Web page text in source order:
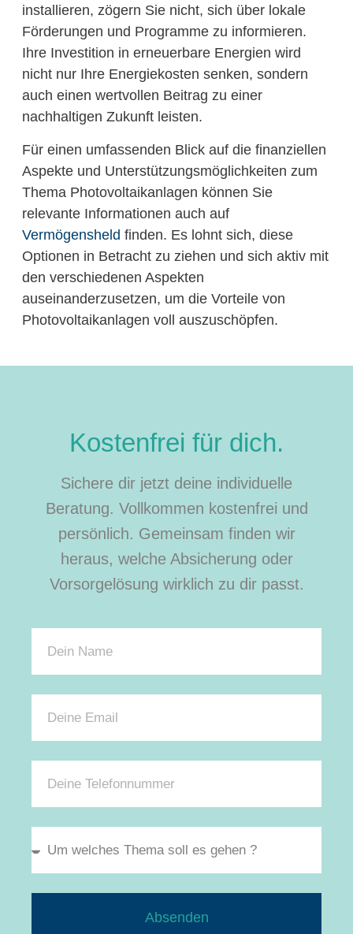
installieren, zögern Sie nicht, sich über lokale
Förderungen und Programme zu informieren.
Ihre Investition in erneuerbare Energien wird
nicht nur Ihre Energiekosten senken, sondern
auch einen wertvollen Beitrag zu einer
nachhaltigen Zukunft leisten.
Für einen umfassenden Blick auf die finanziellen
Aspekte und Unterstützungsmöglichkeiten zum
Thema Photovoltaikanlagen können Sie
relevante Informationen auch auf
Vermögensheld finden. Es lohnt sich, diese
Optionen in Betracht zu ziehen und sich aktiv mit
den verschiedenen Aspekten
auseinanderzusetzen, um die Vorteile von
Photovoltaikanlagen voll auszuschöpfen.
Kostenfrei für dich.
Sichere dir jetzt deine individuelle
Beratung. Vollkommen kostenfrei und
persönlich. Gemeinsam finden wir
heraus, welche Absicherung oder
Vorsorgelösung wirklich zu dir passt.
Absenden